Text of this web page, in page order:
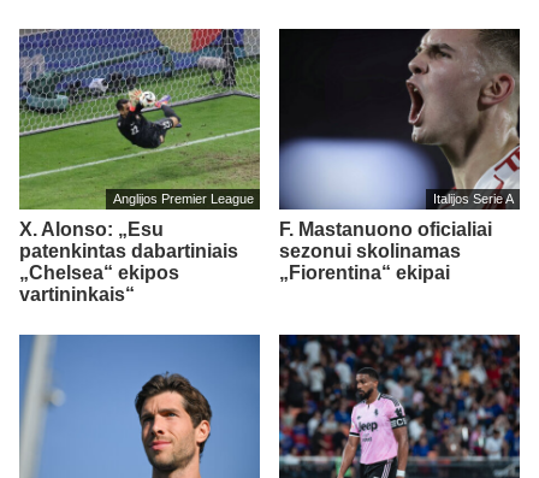
Anglijos Premier League
X. Alonso: „Esu
patenkintas dabartiniais
„Chelsea“ ekipos
vartininkais“
Italijos Serie A
F. Mastanuono oficialiai
sezonui skolinamas
„Fiorentina“ ekipai